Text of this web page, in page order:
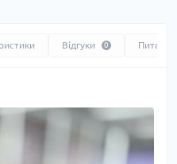
Відгуки 0 Питання